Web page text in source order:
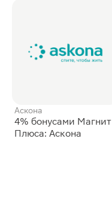
Аскона
4% бонусами Магнит
Плюса: Аскона